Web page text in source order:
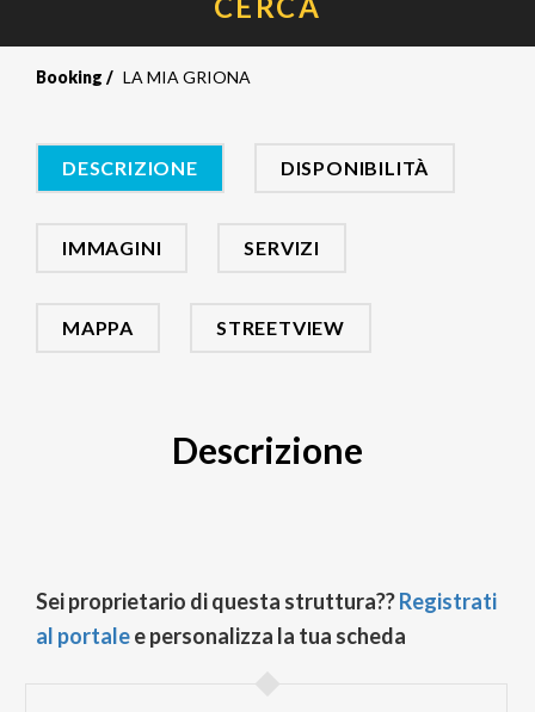
Booking LA MIA GRIONA
DESCRIZIONE DISPONIBILITÀ
IMMAGINI SERVIZI
MAPPA STREETVIEW
Descrizione
Sei proprietario di questa struttura??Registrati
al portalee personalizza la tua scheda